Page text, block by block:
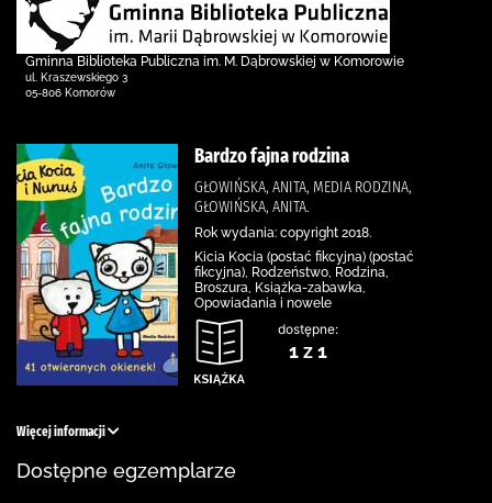
Gminna Biblioteka Publiczna im. M. Dąbrowskiej w Komorowie
ul. Kraszewskiego 3
05-806 Komorów
Bardzo fajna rodzina
GŁOWIŃSKA, ANITA, MEDIA RODZINA,
GŁOWIŃSKA, ANITA.
Rok wydania: copyright 2018.
Kicia Kocia (postać fikcyjna) (postać
fikcyjna), Rodzeństwo, Rodzina,
Broszura, Książka-zabawka,
Opowiadania i nowele
dostępne:
1 z 1
Więcej informacji
Dostępne egzemplarze